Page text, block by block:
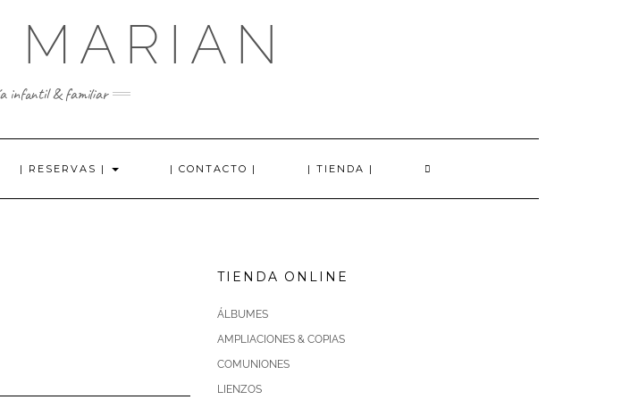
MARIAN
infantil & familiar
| RESERVAS | | CONTACTO | | TIENDA |
TIENDA ONLINE
ÁLBUMES
AMPLIACIONES & COPIAS
COMUNIONES
LIENZOS